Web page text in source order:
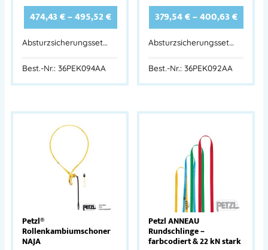
474,43€–495,52€
Absturzsicherungsset…
Best.-Nr.: 36PEK094AA
379,54€–400,63€
Absturzsicherungsset…
Best.-Nr.: 36PEK092AA
Petzl®
Rollenkambiumschoner
NAJA
Petzl ANNEAU
Rundschlinge –
farbcodiert & 22 kN stark